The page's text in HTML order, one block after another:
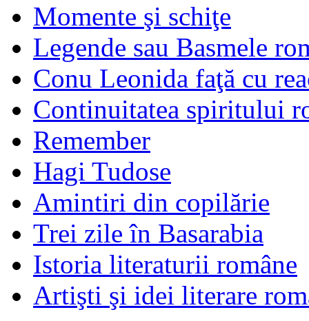
Momente şi schiţe
Legende sau Basmele
Conu Leonida faţă cu
Continuitatea spiritului
Remember
Hagi Tudose
Amintiri din copilărie
Trei zile în Basarabia
Istoria literaturii române
Artişti şi idei literare